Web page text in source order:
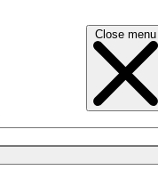
Close menu